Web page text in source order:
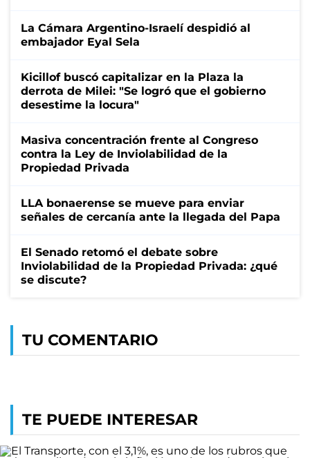
La Cámara Argentino-Israelí despidió al
embajador Eyal Sela
Kicillof buscó capitalizar en la Plaza la
derrota de Milei: "Se logró que el gobierno
desestime la locura"
Masiva concentración frente al Congreso
contra la Ley de Inviolabilidad de la
Propiedad Privada
LLA bonaerense se mueve para enviar
señales de cercanía ante la llegada del Papa
El Senado retomó el debate sobre
Inviolabilidad de la Propiedad Privada: ¿qué
se discute?
TU COMENTARIO
TE PUEDE INTERESAR